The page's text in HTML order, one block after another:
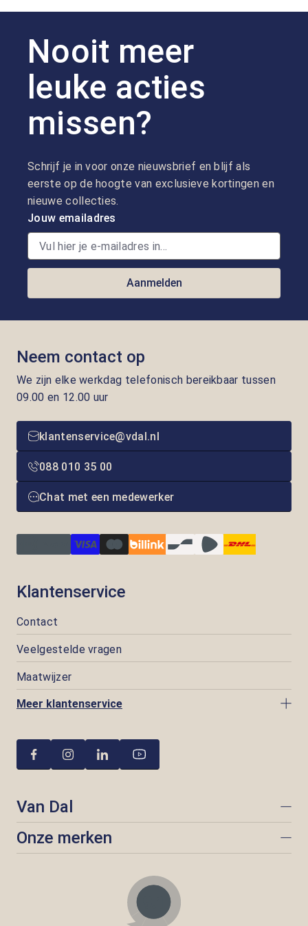
Nooit meer
leuke acties
missen?
Schrijf je in voor onze nieuwsbrief en blijf als
eerste op de hoogte van exclusieve kortingen en
nieuwe collecties.
Jouw emailadres
Aanmelden
Neem contact op
We zijn elke werkdag telefonisch bereikbaar tussen
09.00 en 12.00 uur
klantenservice@vdal.nl
088 010 35 00
Chat met een medewerker
Klantenservice
Contact
Veelgestelde vragen
Maatwijzer
Meer klantenservice
Van Dal
Onze merken